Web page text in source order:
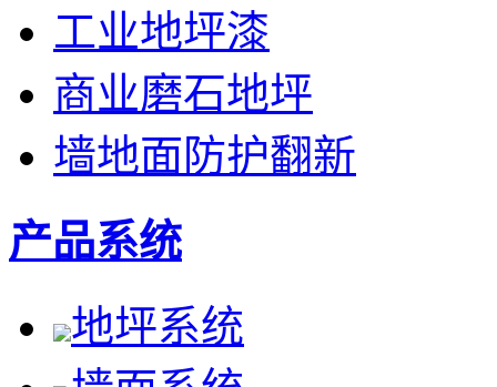
工业地坪漆
商业磨石地坪
墙地面防护翻新
产品系统
地坪系统